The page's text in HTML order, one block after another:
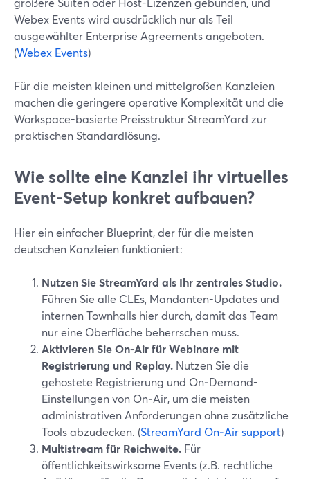
Webex Events wird ausdrücklich nur als Teil
ausgewählter Enterprise Agreements angeboten.
(Webex Events)
Für die meisten kleinen und mittelgroßen Kanzleien
machen die geringere operative Komplexität und die
Workspace-basierte Preisstruktur StreamYard zur
praktischen Standardlösung.
Wie sollte eine Kanzlei ihr virtuelles
Event-Setup konkret aufbauen?
Hier ein einfacher Blueprint, der für die meisten
deutschen Kanzleien funktioniert:
Nutzen Sie StreamYard als Ihr zentrales Studio.
Führen Sie alle CLEs, Mandanten-Updates und
internen Townhalls hier durch, damit das Team
nur eine Oberfläche beherrschen muss.
Aktivieren Sie On‑Air für Webinare mit
Registrierung und Replay. Nutzen Sie die
gehostete Registrierung und On‑Demand-
Einstellungen von On‑Air, um die meisten
administrativen Anforderungen ohne zusätzliche
Tools abzudecken. (StreamYard On‑Air support)
Multistream für Reichweite. Für
öffentlichkeitswirksame Events (z.B. rechtliche